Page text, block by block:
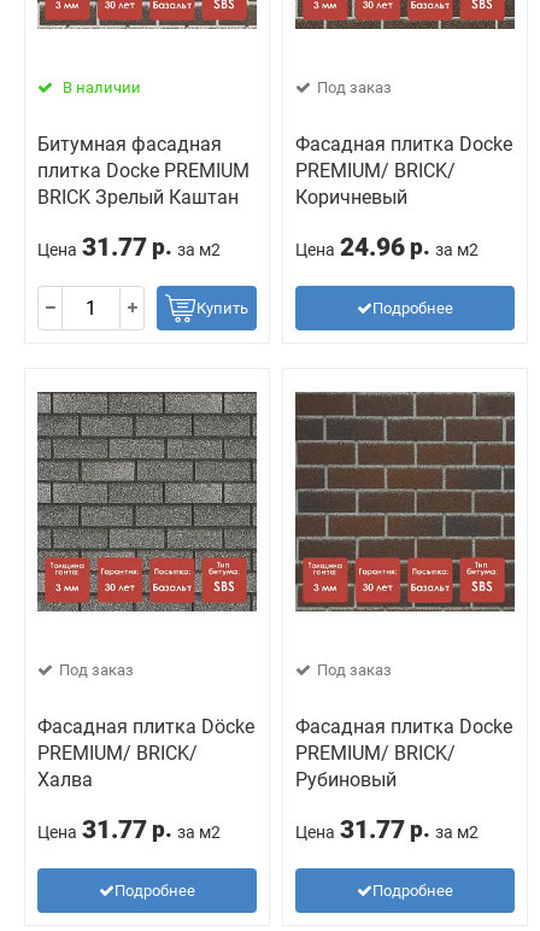
В наличии
Битумная фасадная
плитка Docke PREMIUM
BRICK Зрелый Каштан
Цена 31.77 р. за м2
Купить
Под заказ
Фасадная плитка Docke
PREMIUM/ BRICK/
Коричневый
Цена 24.96 р. за м2
Подробнее
Под заказ
Фасадная плитка Döcke
PREMIUM/ BRICK/
Халва
Цена 31.77 р. за м2
Подробнее
Под заказ
Фасадная плитка Docke
PREMIUM/ BRICK/
Рубиновый
Цена 31.77 р. за м2
Подробнее